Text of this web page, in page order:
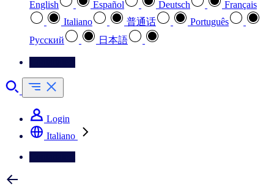
English Español Deutsch
Français
Italiano
普通话
Português
Pусский
日本語
Login
Italiano